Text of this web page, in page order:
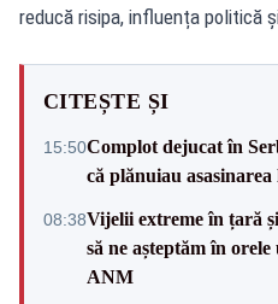
reducă risipa, influența politică
CITEȘTE ȘI
15:50Complot dejucat în
că plănuiau
08:38Vijelii extreme în țară
să ne așteptăm în
ANM